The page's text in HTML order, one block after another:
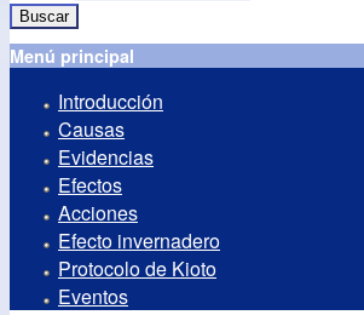
Menú principal
Introducción
Causas
Evidencias
Efectos
Acciones
Efecto invernadero
Protocolo de Kioto
Eventos